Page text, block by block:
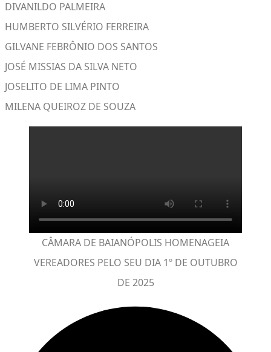
DIVANILDO PALMEIRA
HUMBERTO SILVÉRIO FERREIRA
GILVANE FEBRÔNIO DOS SANTOS
JOSÉ MISSIAS DA SILVA NETO
JOSELITO DE LIMA PINTO
MILENA QUEIROZ DE SOUZA
CÂMARA DE BAIANÓPOLIS HOMENAGEIA
VEREADORES PELO SEU DIA 1º DE OUTUBRO
DE 2025